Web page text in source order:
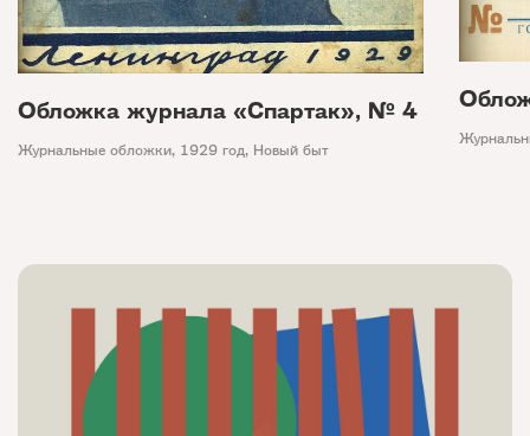
Обложка журнала «Спартак», № 4
Журнальные обложки, 1929 год, Новый быт